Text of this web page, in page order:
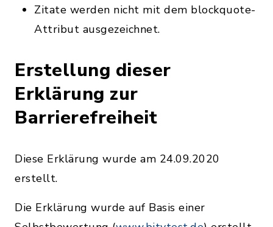
Zitate werden nicht mit dem blockquote-
Attribut ausgezeichnet.
Erstellung dieser
Erklärung zur
Barrierefreiheit
Diese Erklärung wurde am 24.09.2020
erstellt.
Die Erklärung wurde auf Basis einer